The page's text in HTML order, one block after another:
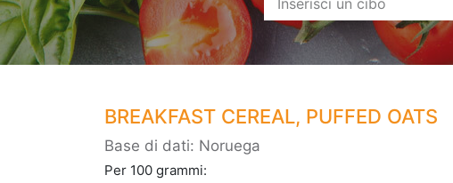
BREAKFAST CEREAL, PUFFED OATS
Base di dati: Noruega
Per 100 grammi: